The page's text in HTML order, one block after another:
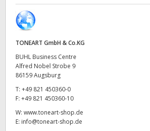
United States
TONEART GmbH & Co.KG
BUHL Business Centre
Alfred Nobel Strobe 9
86159 Augsburg
T: +49 821 450360-0
F: +49 821 450360-10
W: www.toneart-shop.de
E: info@toneart-shop.de